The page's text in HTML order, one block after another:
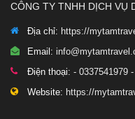
CÔNG TY TNHH DỊCH VỤ
Địa chỉ: https://
Email:
Điện thoại: - 0337541979
Website: https://